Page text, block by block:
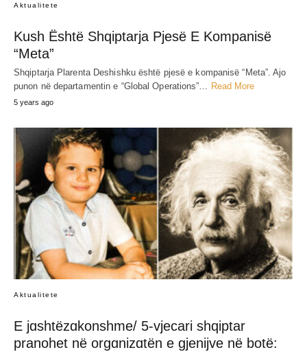
Aktualitete
Kush Është Shqiptarja Pjesë E Kompanisë
“Meta”
Shqiptarja Plarenta Deshishku është pjesë e kompanisë “Meta”. Ajo
punon në departamentin e “Global Operations”… Read More
5 years ago
Aktualitete
E jɑshtëzɑkonshme/ 5-vjecari shqiptar
pranohet në orgɑnizɑtën e gjenijve në botë: